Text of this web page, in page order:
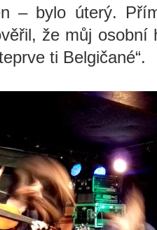
– bylo úterý.
že můj osobní
ti Belgičané“.